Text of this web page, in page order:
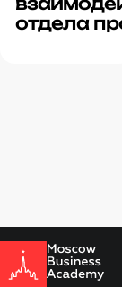
отдела
и
как